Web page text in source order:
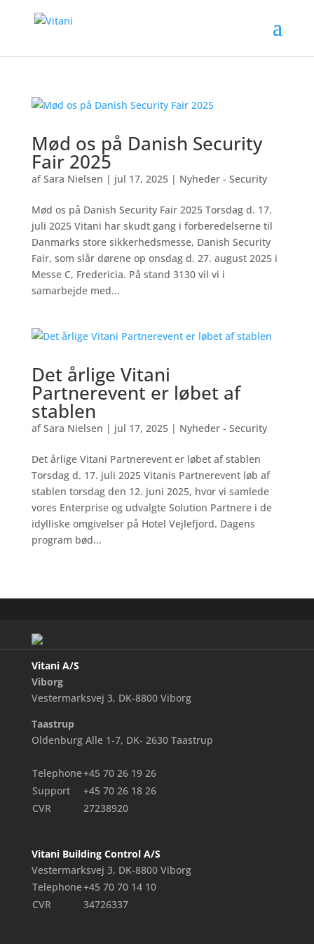
Mød os på Danish Security
Fair 2025
afSara Nielsen | jul 17, 2025| Nyheder - Security
Mød os på Danish Security Fair 2025 Torsdag d. 17.
juli 2025 Vitani har skudt gang i forberedelserne til
Danmarks store sikkerhedsmesse, Danish Security
Fair, som slår dørene op onsdag d. 27. august 2025 i
Messe C, Fredericia. På stand 3130 vil vi i
samarbejde med...
Det årlige Vitani
Partnerevent er løbet af
stablen
afSara Nielsen | jul 17, 2025| Nyheder - Security
Det årlige Vitani Partnerevent er løbet af stablen
Torsdag d. 17. juli 2025 Vitanis Partnerevent løb af
stablen torsdag den 12. juni 2025, hvor vi samlede
vores Enterprise og udvalgte Solution Partnere i de
idylliske omgivelser på Hotel Vejlefjord. Dagens
program bød...
Vitani A/S
Viborg
Vestermarksvej 3, DK-8800 Viborg
Taastrup
Oldenburg Alle 1-7, DK- 2630 Taastrup
Telephone+45 70 26 19 26
Support
+45 70 26 18 26
CVR
27238920
Vitani Building Control A/S
Vestermarksvej 3, DK-8800 Viborg
Telephone+45 70 70 14 10
CVR
34726337